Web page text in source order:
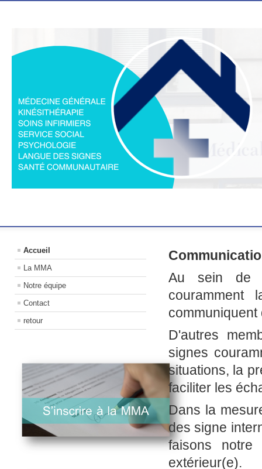
Accueil
La MMA
Notre équipe
Contact
retour
Au sein de
couramment
D'autres
signes
situations, la
faciliter les
Dans la
des signe
faisons
extérieur(e).